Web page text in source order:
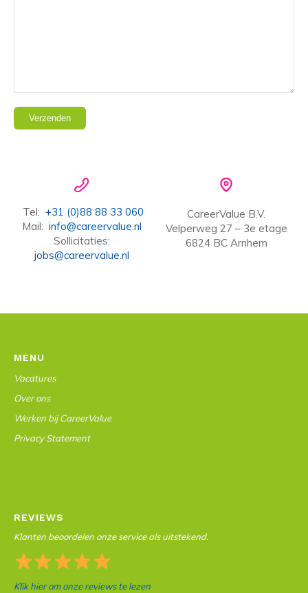
Tel: +31 (0)88 88 33 060
Mail: info@careervalue.nl
Sollicitaties:
jobs@careervalue.nl
CareerValue B.V.
Velperweg 27 – 3e etage
6824 BC Arnhem
MENU
Vacatures
Over ons
Werken bij CareerValue
Privacy Statement
REVIEWS
Klanten beoordelen onze service als uitstekend.
Klik hier om onze reviews te lezen